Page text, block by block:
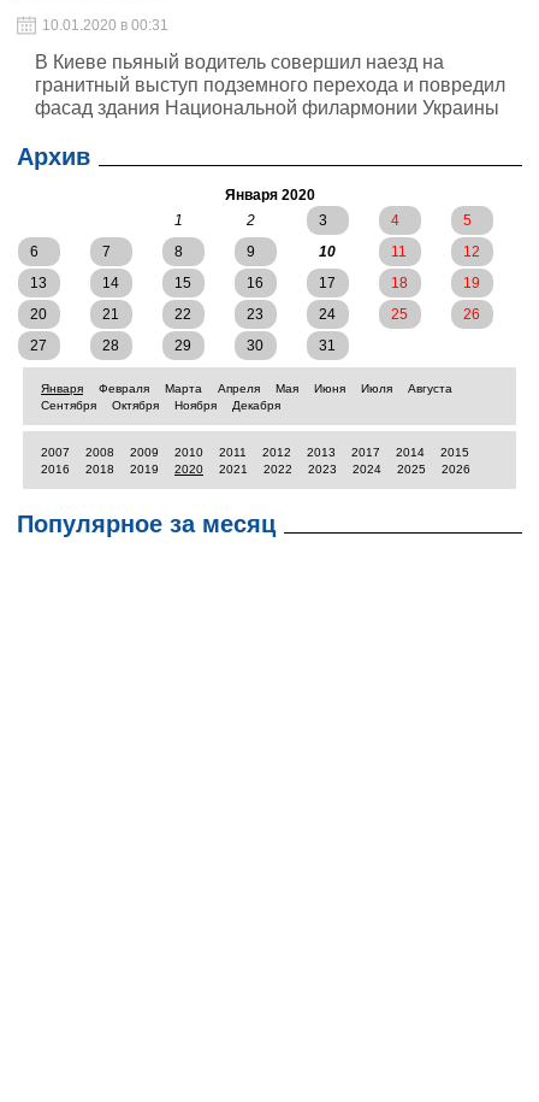
10.01.2020 в 00:31
В Киеве пьяный водитель совершил наезд на
гранитный выступ подземного перехода и повредил
фасад здания Национальной филармонии Украины
Архив
Января 2020
1
2 3 4
5
6
7 8 9 10 11
12
13
14 15 16 17 18
19
20
21 22 23 24 25
26
27
28 29 30 31
Января Февраля Марта Апреля Мая Июня Июля
Августа
Сентября
Октября Ноября Декабря
2007 2008 2009 2010 2011 2012 2013 2017 2014
2015
2016
2018 2019 2020 2021 2022 2023 2024 2025 2026
Популярное за месяц